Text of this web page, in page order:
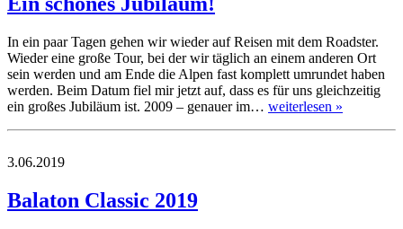
In ein paar Tagen gehen wir wieder auf Reisen mit dem Roadster.
Wieder eine große Tour, bei der wir täglich an einem anderen Ort
sein werden und am Ende die Alpen fast komplett umrundet haben
werden. Beim Datum fiel mir jetzt auf, dass es für uns gleichzeitig
ein großes Jubiläum ist. 2009 – genauer im… weiterlesen »
3.06.2019
Balaton Classic 2019